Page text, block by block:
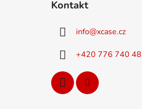
Kontakt
info@xcase.cz
+420 776 740